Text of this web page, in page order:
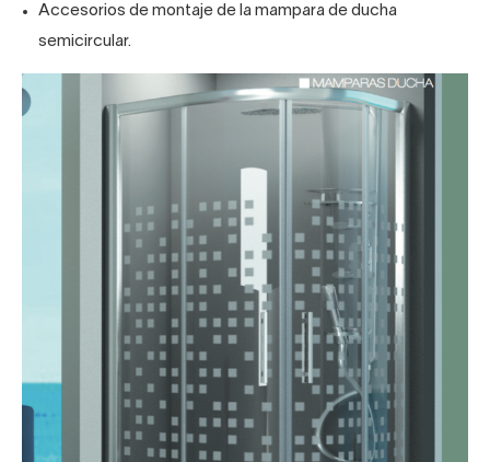
Accesorios de montaje de la mampara de ducha
semicircular.